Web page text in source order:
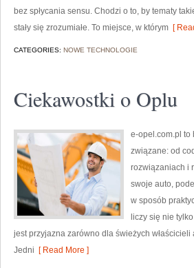
bez spłycania sensu. Chodzi o to, by tematy
stały się zrozumiałe. To miejsce, w którym [
CATEGORIES: NOWE TECHNOLOGIE
Ciekawostki o Oplu
e-opel.com.pl to
związane: od
rozwiązaniach i
swoje auto,
w sposób
liczy się nie
jest przyjazna zarówno dla świeżych
Jedni [ Read More ]